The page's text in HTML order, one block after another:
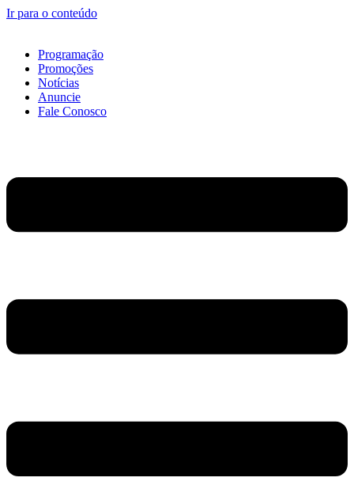
Ir para o conteúdo
Programação
Promoções
Notícias
Anuncie
Fale Conosco